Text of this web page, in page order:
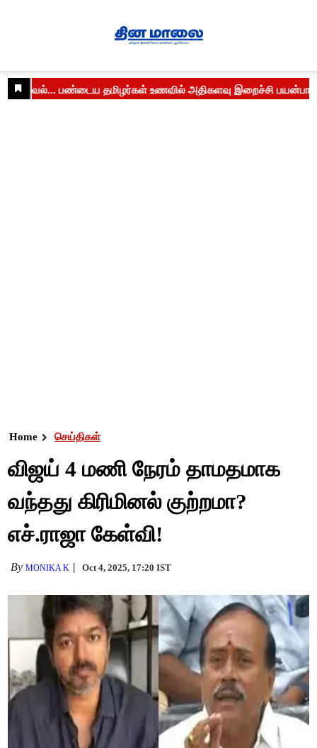
Home செய்திகள்
விஜய் 4 மணி நேரம் தாமதமாக
வந்தது கிரிமினல் குற்றமா?
எச்.ராஜா கேள்வி!
ByMONIKA K Oct 4, 2025, 17:20 IST